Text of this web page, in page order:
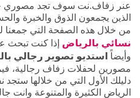
عنر زفاف.نت سوف تجد مصوري
الذين يجمعون الذوق والخبرة
من خلال هذه الصفحة التي جمعنا
نسائي بالرياض إذا كنت تبحث
وأيضاً
استديو تصوير رجالي
مصورين لحفلات زفاف رجالية،
دليلك الأول التي من خلالها
الرياض الكثيرة والمتنوعة